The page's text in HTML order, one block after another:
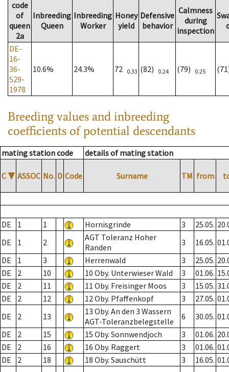
code
of
queen
2a
Inbreeding
Queen
Inbreeding
Worker
Honey
yield
Defensive
behavior
Calmness
during
inspection
DE-
16-
36-
529-
1978
10.6% 24.3% 72 0.33 (82) 0.24 (79) 0.25
Breeding values and inbreeding
coefficients of potential descendants
mating station code details of mating station
C ▼ ASSOC No. D Code Surname TM from
DE 1 1 Hornisgrinde 3 25.05.
DE
1 2
AGT Toleranz Hoher
Randen
3 16.05.
DE
1 3 Herrenwald 3 25.05.
DE
2 10 10 Oby. Unterwieser Wald 3 01.06.
DE
2 11 11 Oby. Freisinger Moos 3 15.05.
DE
2 12 12 Oby. Pfaffenkopf 3 27.05.
DE
2 13
13 Oby. An den 3 Wassern
AGT-Toleranzbelegstelle
6 30.05.
DE
2 15 15 Oby. Sonnwendjoch 3 01.06.
DE
2 16 16 Oby. Raggert 3 01.06.
DE
2 18 18 Oby. Sauschütt 3 16.05.